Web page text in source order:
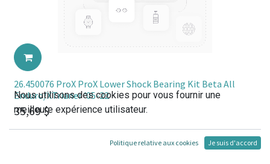
26.450076 ProX ProX Lower Shock Bearing Kit Beta All
Enduro/XTrianer '05-22
35,69$
Nous utilisons des cookies pour vous fournir une
meilleure expérience utilisateur.
Politique relative aux cookies Je suis d'accord